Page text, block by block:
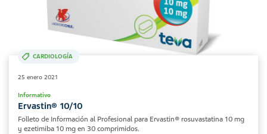
CARDIOLOGÍA
25 enero 2021
Informativo
Ervastin® 10/10
Folleto de Información al Profesional para Ervastin® rosuvastatina 10 mg
y ezetimiba 10 mg en 30 comprimidos.